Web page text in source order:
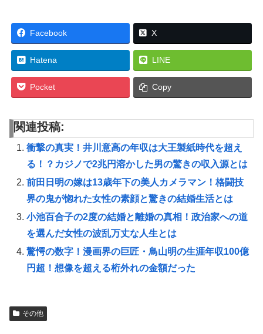
Facebook X
Hatena LINE
Pocket Copy
関連投稿:
衝撃の真実！井川意高の年収は大王製紙時代を超え
る！？カジノで2兆円溶かした男の驚きの収入源とは
前田日明の嫁は13歳年下の美人カメラマン！格闘技
界の鬼が惚れた女性の素顔と驚きの結婚生活とは
小池百合子の2度の結婚と離婚の真相！政治家への道
を選んだ女性の波乱万丈な人生とは
驚愕の数字！漫画界の巨匠・鳥山明の生涯年収100億
円超！想像を超える桁外れの金額だった
その他